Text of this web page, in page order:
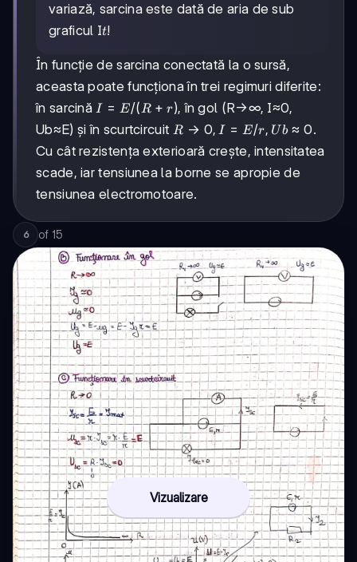
variază, sarcina este dată de aria de sub
graficul It
t!
În funcție de sarcina conectată la o sursă,
aceasta poate funcționa în trei regimuri diferite:
în sarcinăI =
E/(R+r)
I = E/(R + r), în gol (R→∞, I≈0,
Ub≈E) și în scurtcircuit R→0,
I=E/r,
Ub≈0
R → 0, I = E/r, U b ≈ 0.
Cu cât rezistența exterioară crește, intensitatea
scade, iar tensiunea la borne se apropie de
tensiunea electromotoare.
6 of 15
Vizualizare